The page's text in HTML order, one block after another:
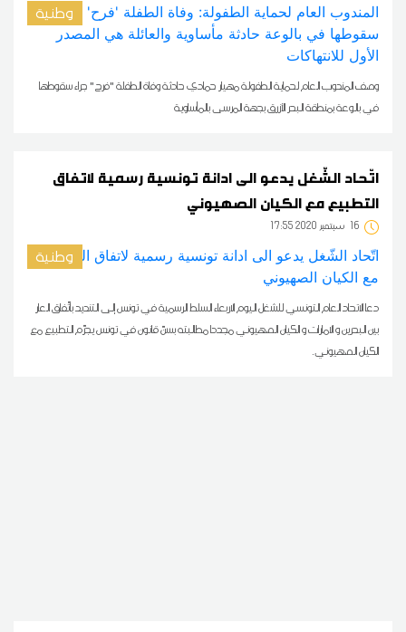
وطنية
وصف المندوب العام لحماية الطفولة مهيار حمادي حادثة وفاة الطفلة "فرح" جراء سقوطها
في بالوعة بمنطقة البحر الأزرق بجهة المرسى بالمأساوية
اتّحاد الشّغل يدعو الى ادانة تونسية رسمية لاتفاق
التطبيع مع الكيان الصهيوني
16 17:55 2020 سبتمبر
وطنية
دعا الاتحاد العام التونسي للشغل اليوم الاربعاء السلط الرسمية في تونس إلى التنديد باتّفاق العار
بين البحرين و الامارات و الكيان الصهيوني مجددا مطالبته بسنّ قانون في تونس يجرّم التطبيع مع
الكيان الصهيوني.